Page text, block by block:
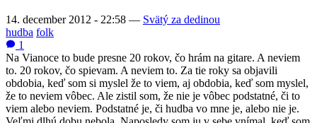
14. december 2012 - 22:58 — Svätý za dedinou
hudba folk
1
Na Vianoce to bude presne 20 rokov, čo hrám na gitare. A neviem
to. 20 rokov, čo spievam. A neviem to. Za tie roky sa objavili
obdobia, keď som si myslel že to viem, aj obdobia, keď som myslel,
že to neviem vôbec. Ale zistil som, že nie je vôbec podstatné, či to
viem alebo neviem. Podstatné je, či hudba vo mne je, alebo nie je.